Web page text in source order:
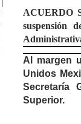
ACUERDO
suspensión
Al margen
Unidos
Secretaría
Superior.